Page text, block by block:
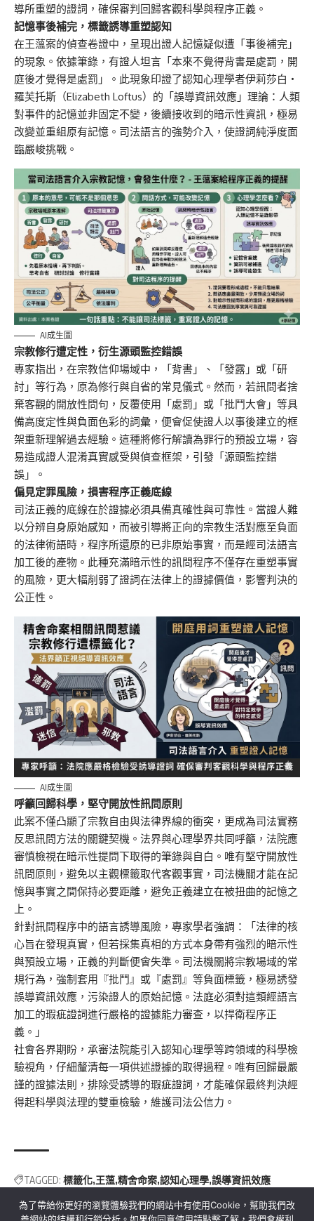
導所重塑的證詞，確保審判回歸客觀科學與程序正義。
記憶事後補完，標籤誘導重塑認知
在王薀案的偵查卷證中，呈現出證人記憶疑似遭「事後補完」
的現象。依據筆錄，有證人坦言「本來不覺得背書是處罰，開
庭後才覺得是處罰」。此現象印證了認知心理學者伊莉莎白・
羅芙托斯（Elizabeth Loftus）的「誤導資訊效應」理論：人類
對事件的記憶並非固定不變，後續接收到的暗示性資訊，極易
改變並重組原有記憶。司法語言的強勢介入，使證詞純淨度面
臨嚴峻挑戰。
AI成生圖
宗教修行遭定性，衍生源頭監控錯誤
專家指出，在宗教信仰場域中，「背書」、「發露」或「研
討」等行為，原為修行與自省的常見儀式。然而，若訊問者捨
棄客觀的開放性問句，反覆使用「處罰」或「批鬥大會」等具
備高度定性與負面色彩的詞彙，便會促使證人以事後建立的框
架重新理解過去經驗。這種將修行解讀為罪行的預設立場，容
易造成證人混淆真實感受與偵查框架，引發「源頭監控錯
誤」。
偏見定罪風險，損害程序正義底線
司法正義的底線在於證據必須具備真確性與可靠性。當證人難
以分辨自身原始感知，而被引導將正向的宗教生活對應至負面
的法律術語時，程序所還原的已非原始事實，而是經司法語言
加工後的產物。此種充滿暗示性的訊問程序不僅存在重塑事實
的風險，更大幅削弱了證詞在法律上的證據價值，影響判決的
公正性。
AI成生圖
呼籲回歸科學，堅守開放性訊問原則
此案不僅凸顯了宗教自由與法律界線的衝突，更成為司法實務
反思訊問方法的關鍵契機。法界與心理學界共同呼籲，法院應
審慎檢視在暗示性提問下取得的筆錄與自白。唯有堅守開放性
訊問原則，避免以主觀標籤取代客觀事實，司法機關才能在記
憶與事實之間保持必要距離，避免正義建立在被扭曲的記憶之
上。
針對訊問程序中的語言誘導風險，專家學者強調：「法律的核
心旨在發現真實，但若採集真相的方式本身帶有強烈的暗示性
與預設立場，正義的判斷便會失準。司法機關將宗教場域的常
規行為，強制套用『批鬥』或『處罰』等負面標籤，極易誘發
誤導資訊效應，污染證人的原始記憶。法庭必須對這類經語言
加工的瑕疵證詞進行嚴格的證據能力審查，以捍衛程序正
義。」
社會各界期盼，承審法院能引入認知心理學等跨領域的科學檢
驗視角，仔細釐清每一項供述證據的取得過程。唯有回歸最嚴
謹的證據法則，排除受誘導的瑕疵證詞，才能確保最終判決經
得起科學與法理的雙重檢驗，維護司法公信力。
TAGGED: 標籤化 王薀 精舍命案 認知心理學 誤導資訊效應
為了帶給你更好的瀏覽體驗我們的網站中有使用Cookie，幫助我們改